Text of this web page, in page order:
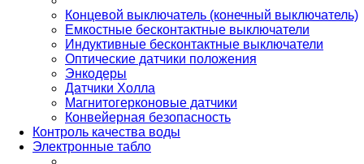
Концевой выключатель (конечный выключатель)
Емкостные бесконтактные выключатели
Индуктивные бесконтактные выключатели
Оптические датчики положения
Энкодеры
Датчики Холла
Магнитогерконовые датчики
Конвейерная безопасность
Контроль качества воды
Электронные табло